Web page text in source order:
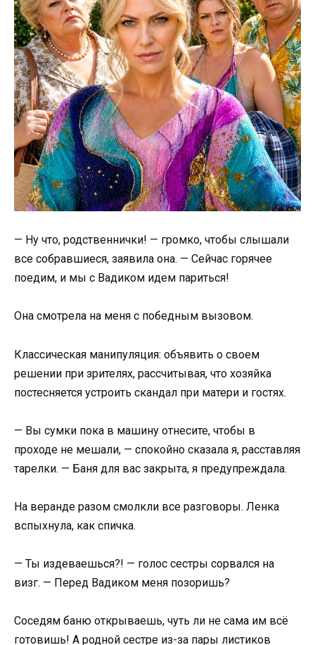
— Ну что, родственнички! — громко, чтобы слышали
все собравшиеся, заявила она. — Сейчас горячее
поедим, и мы с Вадиком идем париться!
Она смотрела на меня с победным вызовом.
Классическая манипуляция: объявить о своем
решении при зрителях, рассчитывая, что хозяйка
постесняется устроить скандал при матери и гостях.
— Вы сумки пока в машину отнесите, чтобы в
проходе не мешали, — спокойно сказала я, расставляя
тарелки. — Баня для вас закрыта, я предупреждала.
На веранде разом смолкли все разговоры. Ленка
вспыхнула, как спичка.
— Ты издеваешься?! — голос сестры сорвался на
визг. — Перед Вадиком меня позоришь?
Соседям баню открываешь, чуть ли не сама им всё
готовишь! А родной сестре из-за пары листиков